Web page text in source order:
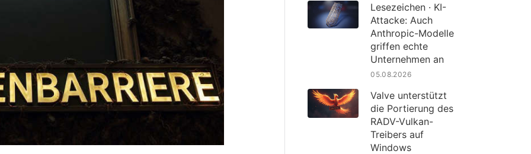
Lesezeichen · KI-
Attacke: Auch
Anthropic-Modelle
griffen echte
Unternehmen an
05.08.2026
Valve unterstützt
die Portierung des
RADV-Vulkan-
Treibers auf
Windows